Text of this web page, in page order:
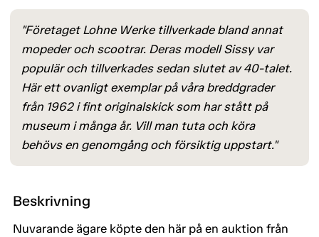
"Företaget Lohne Werke tillverkade bland annat
mopeder och scootrar. Deras modell Sissy var
populär och tillverkades sedan slutet av 40-talet.
Här ett ovanligt exemplar på våra breddgrader
från 1962 i fint originalskick som har stått på
museum i många år. Vill man tuta och köra
behövs en genomgång och försiktig uppstart."
Beskrivning
Nuvarande ägare köpte den här på en auktion från